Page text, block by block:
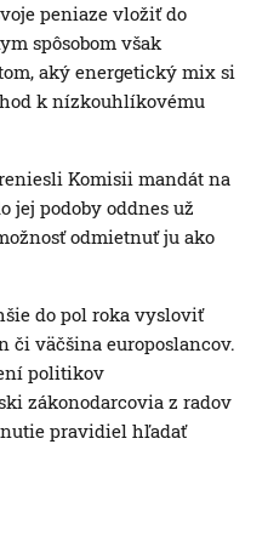
peniaze vložiť do
spôsobom však
aký energetický mix si
k nízkouhlíkovému
Komisii mandát na
jej podoby oddnes už
odmietnuť ju ako
do pol roka vysloviť
či väčšina europoslancov.
politikov
zákonodarcovia z radov
pravidiel hľadať